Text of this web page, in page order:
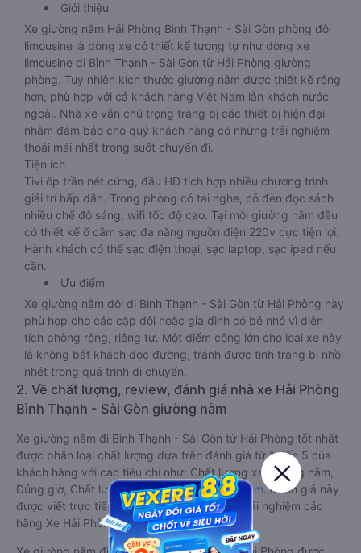
Giới thiệu
Xe giường nằm Hải Phòng Bình Thạnh - Sài Gòn phòng đôi
limousine là dòng xe có thiết kế tương tự như dòng xe
limousine đi Bình Thạnh - Sài Gòn từ Hải Phòng giường
phòng. Tuy nhiên kích thước giường nằm được thiết kế rộng
hơn, phù hợp với cả khách hàng Việt Nam lẫn khách nước
ngoài. Nhà xe vẫn chú trọng trang bị các thiết bị hiện đại
nhằm đảm bảo cho quý khách hàng có những trải nghiệm
thoải mái nhất trong suốt chuyến đi.
Tiện ích
Tivi ốp trần nét cứng, đầu HD tích hợp nhiều chương trình
giải trí hấp dẫn. Trong phòng có tai nghe, có đèn đọc sách
nhiều chế độ sáng, wifi tốc độ cao. Tại mỗi giường nằm đều
có thiết kế ổ cắm sạc đa năng nguồn điện 220v cực tiện lợi.
Hành khách có thể sạc điện thoại, sạc laptop, sạc ipad nếu
cần.
Ưu điểm
Xe giường nằm đôi đi Bình Thạnh - Sài Gòn từ Hải Phòng này
phù hợp cho các cặp đôi hoặc gia đình có bé nhỏ vì diện
tích phòng rộng, riêng tư. Một điểm cộng lớn cho loại xe này
là không bắt khách dọc đường, tránh được tình trạng bị nhồi
nhét trong quá trình di chuyển.
2. Về chất lượng, review, đánh giá nhà xe Hải Phòng
Bình Thạnh - Sài Gòn giường nằm
Xe giường nằm đi Bình Thạnh - Sài Gòn từ Hải Phòng tốt nhất
được phân loại chất lượng dựa trên đánh giá từ 1 đến 5 của
khách hàng với các tiêu chí như: Chất lượng xe giường nằm,
Đúng giờ, Chất lượng phục vụ trênVexere.com. Đánh giá này
được viết trực tiếp bởi các khách hàng đã trải nghiệm các
hãng Xe Hải Phòng đi Bình Thạnh - Sài Gòn.